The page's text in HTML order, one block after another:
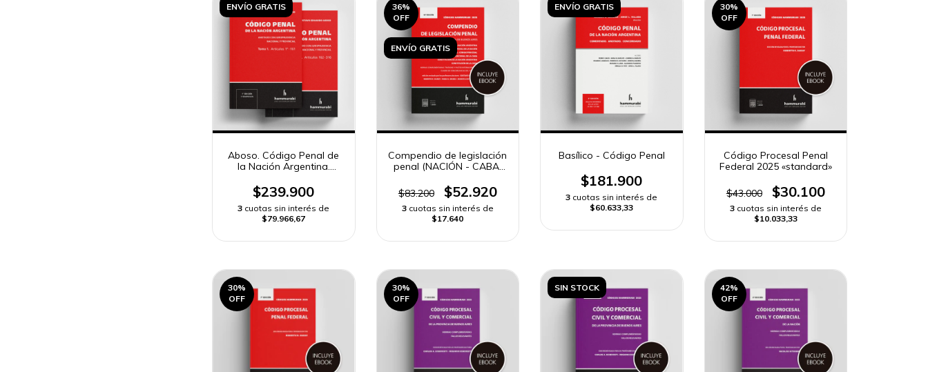
ENVÍO GRATIS
Aboso. Código Penal de
la Nación Argentina.
jurisprudencia 2 tomos
$239.900
3 cuotas sin interés de
$79.966,67
36%
OFF
ENVÍO GRATIS
Compendio de legislación
penal (NACIÓN - CABA)
$83.200
$52.920
3 cuotas sin interés de
$17.640
ENVÍO GRATIS
Basílico - Código Penal
$181.900
3 cuotas sin interés de
$60.633,33
30%
OFF
Código Procesal Penal
Federal 2025 «standard»
$43.000 $30.100
3 cuotas sin interés de
$10.033,33
30%
OFF
30%
OFF
SIN STOCK 42%
OFF